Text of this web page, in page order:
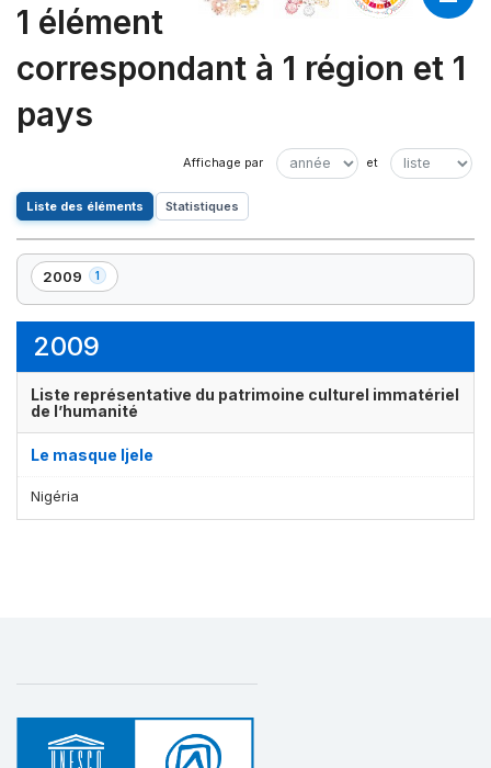
1 élément
correspondant à 1 région et 1
pays
Liste des éléments Statistiques
2009 1
,
1
2009
Liste représentative du patrimoine culturel immatériel
de l’humanité
Le masque Ijele
Nigéria